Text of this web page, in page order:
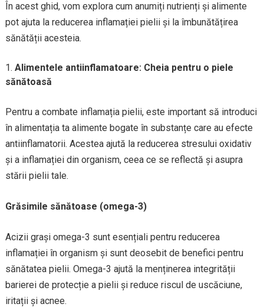
În acest ghid, vom explora cum anumiți nutrienți și alimente
pot ajuta la reducerea inflamației pielii și la îmbunătățirea
sănătății acesteia.
Alimentele antiinflamatoare: Cheia pentru o piele
sănătoasă
Pentru a combate inflamația pielii, este important să introduci
în alimentația ta alimente bogate în substanțe care au efecte
antiinflamatorii. Acestea ajută la reducerea stresului oxidativ
și a inflamației din organism, ceea ce se reflectă și asupra
stării pielii tale.
Grăsimile sănătoase (omega-3)
Acizii grași omega-3 sunt esențiali pentru reducerea
inflamației în organism și sunt deosebit de benefici pentru
sănătatea pielii. Omega-3 ajută la menținerea integrității
barierei de protecție a pielii și reduce riscul de uscăciune,
iritații și acnee.